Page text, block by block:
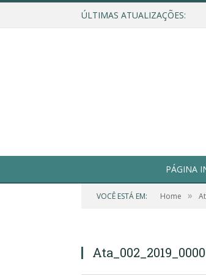
ÚLTIMAS ATUALIZAÇÕES:
PÁGINA
VOCÊ ESTÁ EM: Home »